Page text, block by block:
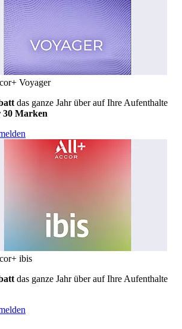
Voyager
das ganze Jahr über auf Ihre Aufenthalte
30 Marken
ibis
das ganze Jahr über auf Ihre Aufenthalte